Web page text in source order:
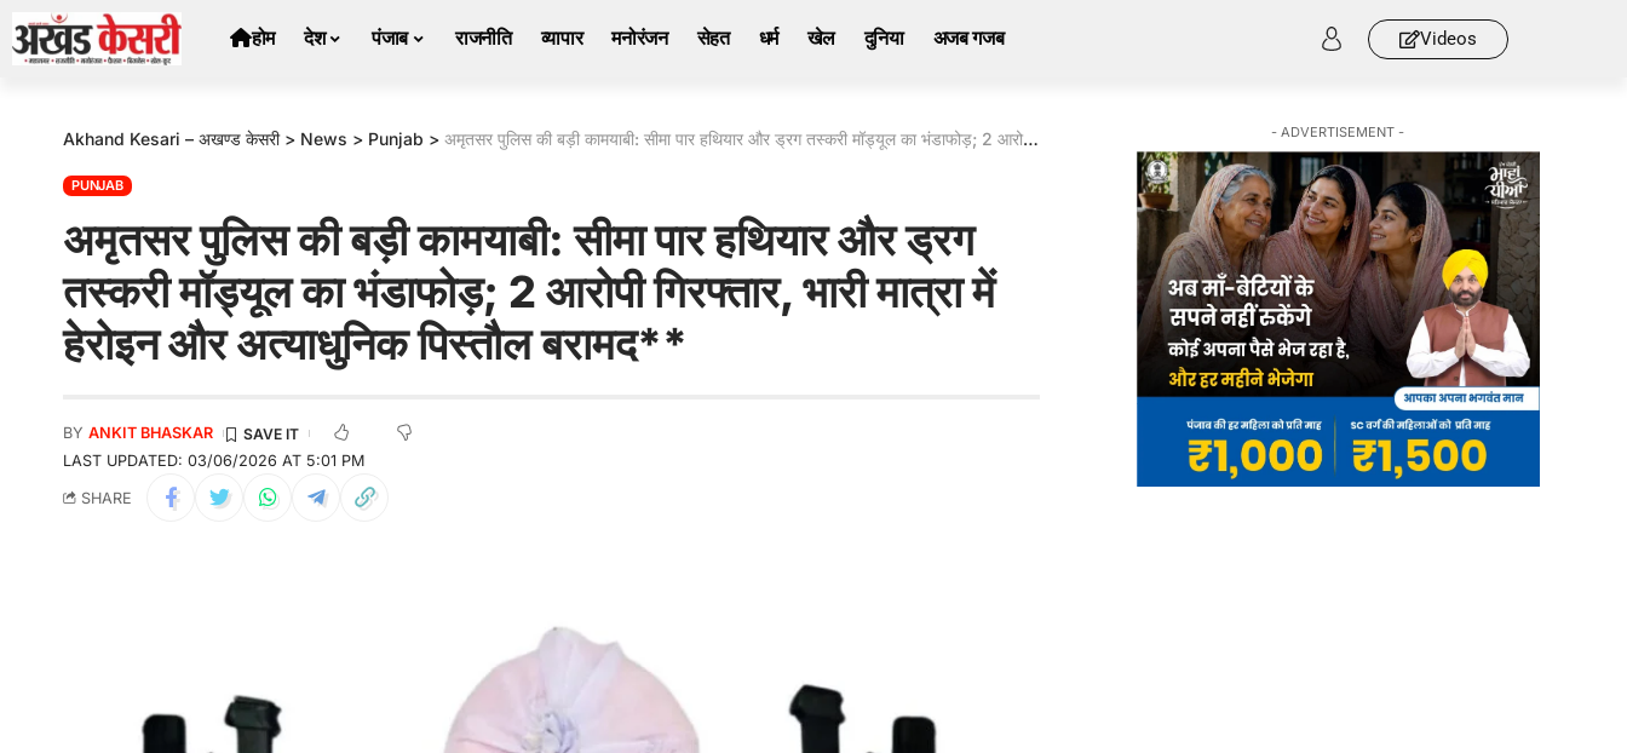
होम देश पंजाब राजनीति व्यापार मनोरंजन सेहत धर्म खेल दुनिया अजब गजब Videos
Akhand Kesari – अखण्ड केसरी> News > Punjab > अमृतसर पुलिस की बड़ी कामयाबी: सीमा पार हथियार और ड्रग तस्करी मॉड्यूल का भंडाफोड़; 2 आरोपी गिरफ्तार, भारी मात्रा में हेरोइन और अत्याधुनिक पिस्तौल बरामद**
PUNJAB
अमृतसर पुलिस की बड़ी कामयाबी: सीमा पार हथियार और ड्रग
तस्करी मॉड्यूल का भंडाफोड़; 2 आरोपी गिरफ्तार, भारी मात्रा में
हेरोइन और अत्याधुनिक पिस्तौल बरामद**
LAST UPDATED: 03/06/2026 AT 5:01 PM
BY ANKIT BHASKAR
SHARE
- ADVERTISEMENT -